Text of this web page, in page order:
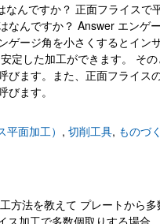
んですか？ 正面フライスで
んですか？ Answer エンゲ
ージ角を小さくするとイン
定した加工ができます。 そ
ます。また、正面フライス
ます。
面加工） , 切削工具, ものづ
法を教えて プレートから
加工で多数個取りする場合